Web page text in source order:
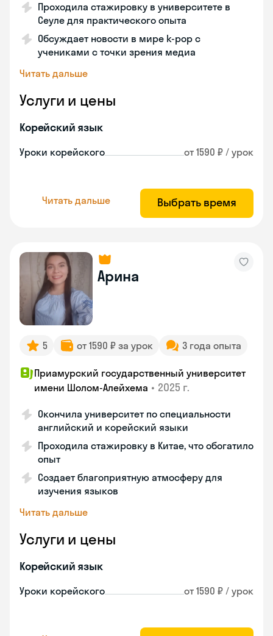
Проходила стажировку в университете в
Сеуле для практического опыта
Обсуждает новости в мире k-pop с
учениками с точки зрения медиа
Читать дальше
Услуги и цены
Корейский язык
Уроки корейского от 1590 ₽ / урок
Читать дальше Выбрать время
Арина
5 от 1590 ₽ за урок 3 года опыта
Приамурский государственный университет
имени Шолом-Алейхема • 2025 г.
Окончила университет по специальности
английский и корейский языки
Проходила стажировку в Китае, что обогатило
опыт
Создает благоприятную атмосферу для
изучения языков
Читать дальше
Услуги и цены
Корейский язык
Уроки корейского от 1590 ₽ / урок